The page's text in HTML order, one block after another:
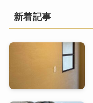
新着記事